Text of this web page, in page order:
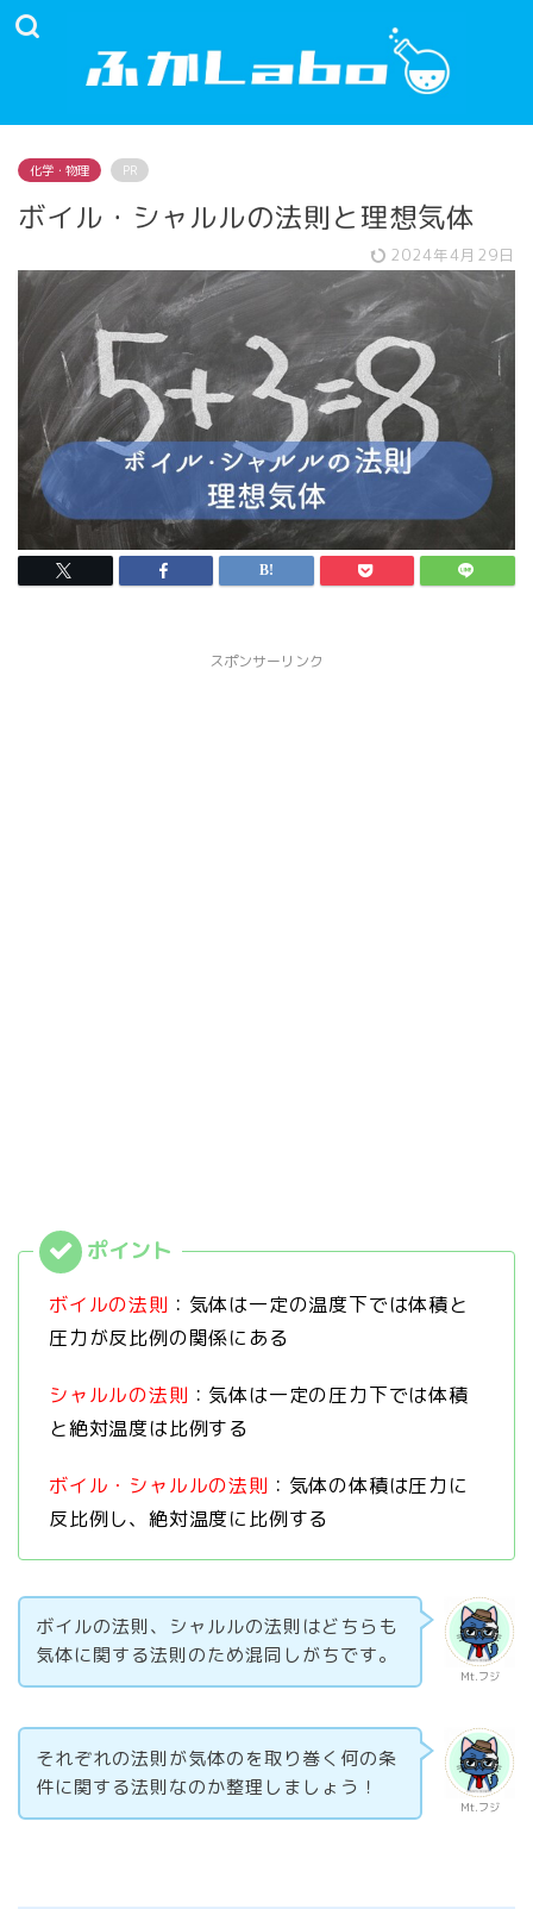
化学・物理 PR
ボイル・シャルルの法則と理想気体
2024年4月29日
スポンサーリンク
ボイルの法則 ：気体は一定の温度下では体積と
圧力が反比例の関係にある
シャルルの法則 ：気体は一定の圧力下では体積
と絶対温度は比例する
ボイル・シャルルの法則 ：気体の体積は圧力に
反比例し、絶対温度に比例する
Mt.フジ
ボイルの法則、シャルルの法則はどちらも
気体に関する法則のため混同しがちです。
Mt.フジ
それぞれの法則が気体のを取り巻く何の条
件に関する法則なのか整理しましょう！